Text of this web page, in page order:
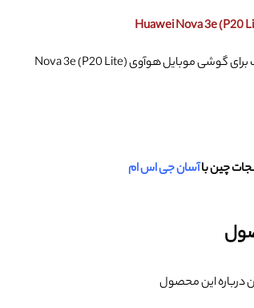
چین باآسان جی اس ام
درباره این محصول